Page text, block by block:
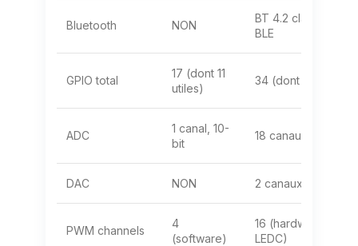
Bluetooth NON
BT 4.2 classic +
BLE
GPIO total
17 (dont 11
utiles)
34 (dont 25 utiles)
ADC
1 canal, 10-
bit
18 canaux, 12-bit
DAC NON 2 canaux 8-bit
PWM channels
4
(software)
16 (hardware
LEDC)